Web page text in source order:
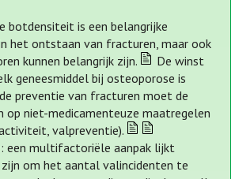
botdensiteit is een belangrijke
het ontstaan van fracturen, maar ook
kunnen belangrijk zijn.
De winst
geneesmiddel bij osteoporose is
preventie van fracturen moet de
op niet-medicamenteuze maatregelen
valpreventie).
een multifactoriële aanpak lijkt
om het aantal valincidenten te